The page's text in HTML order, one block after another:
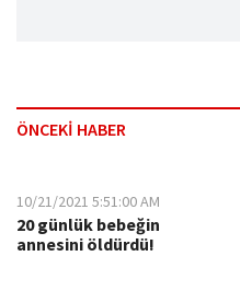
ÖNCEKİ HABER
10/21/2021 5:51:00 AM
20 günlük bebeğin
annesini öldürdü!